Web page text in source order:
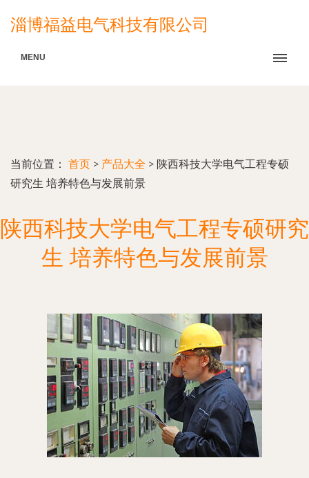
淄博福益电气科技有限公司
MENU
当前位置： 首页 > 产品大全 > 陕西科技大学电气工程专硕
研究生 培养特色与发展前景
陕西科技大学电气工程专硕研究
生 培养特色与发展前景